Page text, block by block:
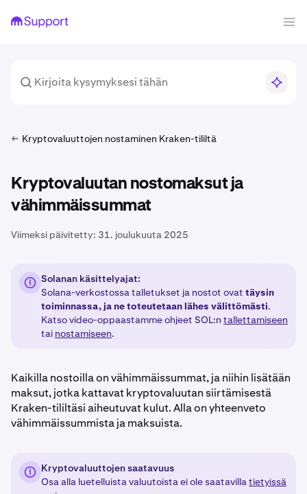
Kryptovaluuttojen nostaminen Kraken-tililtä
Kryptovaluutan nostomaksut ja
vähimmäissummat
Viimeksi päivitetty: 31. joulukuuta 2025
Solanan käsittelyajat:
Solana-verkostossa talletukset ja nostot ovat täysin
toiminnassa, ja ne toteutetaan lähes välittömästi.
Katso video-oppaastamme ohjeet SOL:n tallettamiseen
tai nostamiseen.
Kaikilla nostoilla on vähimmäissummat, ja niihin lisätään
maksut, jotka kattavat kryptovaluutan siirtämisestä
Kraken-tililtäsi aiheutuvat kulut. Alla on yhteenveto
vähimmäissummista ja maksuista.
Kryptovaluuttojen saatavuus
Osa alla luetelluista valuutoista ei ole saatavillatietyissä